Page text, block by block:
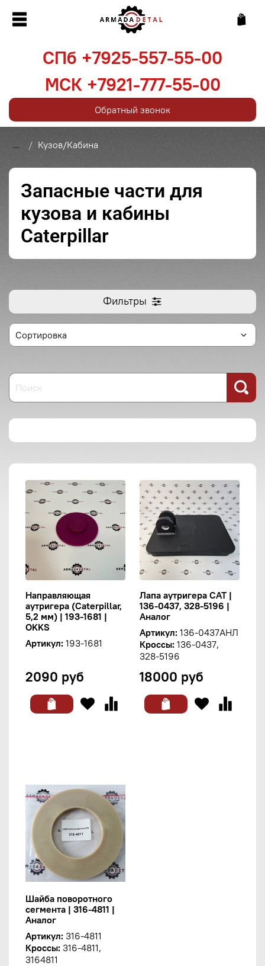
... Кузов/Кабина
Запасные части для
кузова и кабины
Caterpillar
Фильтры
Направляющая
аутригера (Caterpillar,
5,2 мм) | 193-1681 |
OKKS
Артикул: 193-1681
2090 руб
Лапа аутригера CAT |
136-0437, 328-5196 |
Аналог
Артикул: 136-0437АНЛ
Кроссы: 136-0437,
328-5196
18000 руб
Шайба поворотного
сегмента | 316-4811 |
Аналог
Артикул: 316-4811
Кроссы: 316-4811,
3164811
СПб +7925-557-55-00
МСК +7921-777-55-00
Обратный звонок